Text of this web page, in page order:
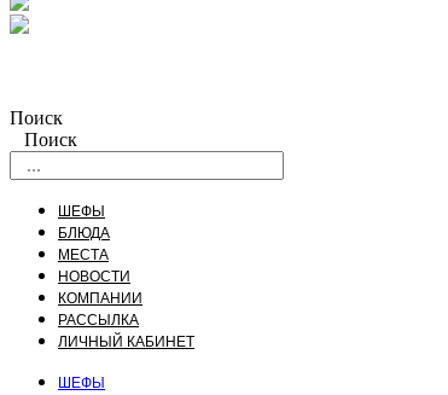
Поиск
Поиск
ШЕФЫ
БЛЮДА
МЕСТА
НОВОСТИ
КОМПАНИИ
РАССЫЛКА
ЛИЧНЫЙ КАБИНЕТ
ШЕФЫ